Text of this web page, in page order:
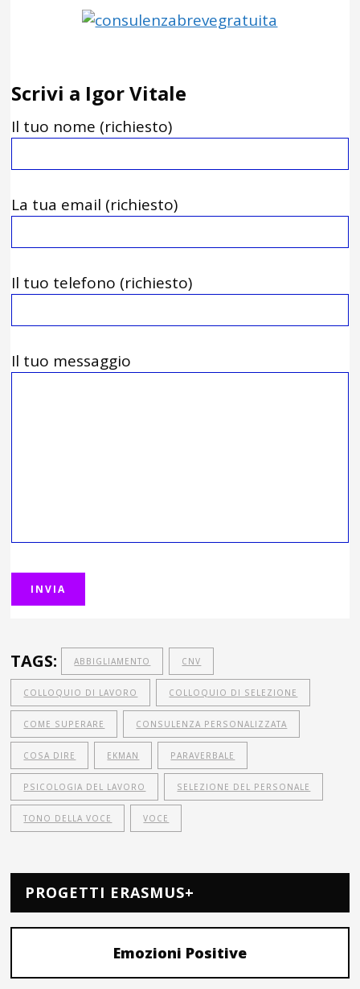
Scrivi a Igor Vitale
Il tuo nome (richiesto)
La tua email (richiesto)
Il tuo telefono (richiesto)
Il tuo messaggio
TAGS: ABBIGLIAMENTO CNV
COLLOQUIO DI LAVORO COLLOQUIO DI SELEZIONE
COME SUPERARE CONSULENZA PERSONALIZZATA
COSA DIRE EKMAN PARAVERBALE
PSICOLOGIA DEL LAVORO SELEZIONE DEL PERSONALE
TONO DELLA VOCE VOCE
PROGETTI ERASMUS+
Emozioni Positive